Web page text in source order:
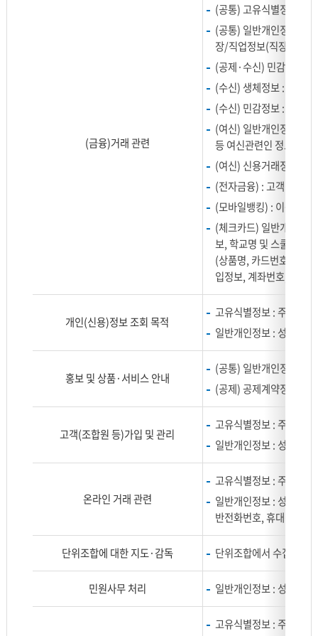
항
설
(금융)거래 관련
(공통) 고유식별정보 :
(공통) 일반개인정보 :
장/직업정보(직장명, 직
(공제·수신) 민감정보 :
(수신) 생체정보 : 장정맥
(수신) 민감정보 : 바이
(여신) 일반개인정보 :
등 여신관련인 정보(가
(여신) 신용거래정보, 신
(전자금융) : 고객ID, 접
(모바일뱅킹) : 이동전화
(체크카드) 일반개인정
보, 학교명 및 스쿨뱅킹
(상품명, 카드번호, 발급
입정보, 계좌번호, 결제
개인(신용)정보 조회 목적
고유식별정보 : 주민등
일반개인정보 : 성명, 주
홍보 및 상품·서비스 안내
(공통) 일반개인정보 :
(공제) 공제계약정보
고객(조합원 등)가입 및 관리
고유식별정보 : 주민등
일반개인정보 : 성명, 주
온라인 거래 관련
고유식별정보 : 주민등
일반개인정보 : 성명, 생
반전화번호, 휴대전화번
단위조합에 대한 지도·감독 단위조합에서 수집한 고
민원사무 처리 일반개인정보 : 성명, 생
고유식별정보 : 주민등